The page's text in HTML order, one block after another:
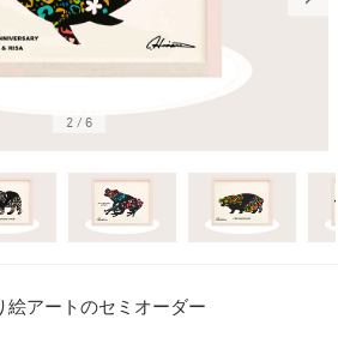
2 / 6
絵アートのセミオーダー